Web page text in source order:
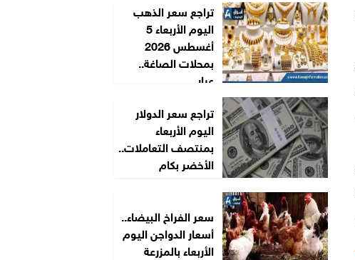
تراجع سعر الذهب
اليوم الأربعاء 5
أغسطس 2026
بمحلات الصاغة..
عيار...
تراجع سعر الدولار
اليوم الأربعاء
بمنتصف التعاملات..
الأخضر بكام
سعر الفراخ البيضاء..
أسعار الدواجن اليوم
الأربعاء بالمزرعة